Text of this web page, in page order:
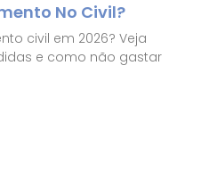
No Civil?
civil em 2026? Veja
e como não gastar